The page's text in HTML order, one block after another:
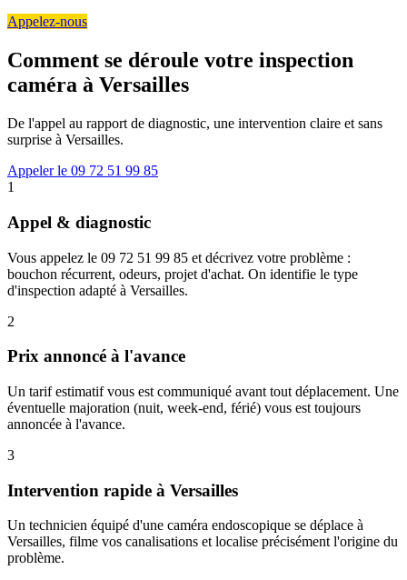
Appelez-nous
Comment se déroule votre inspection
caméra à Versailles
De l'appel au rapport de diagnostic, une intervention claire et sans
surprise à Versailles.
Appeler le 09 72 51 99 85
1
Appel & diagnostic
Vous appelez le 09 72 51 99 85 et décrivez votre problème :
bouchon récurrent, odeurs, projet d'achat. On identifie le type
d'inspection adapté à Versailles.
2
Prix annoncé à l'avance
Un tarif estimatif vous est communiqué avant tout déplacement. Une
éventuelle majoration (nuit, week-end, férié) vous est toujours
annoncée à l'avance.
3
Intervention rapide à Versailles
Un technicien équipé d'une caméra endoscopique se déplace à
Versailles, filme vos canalisations et localise précisément l'origine du
problème.